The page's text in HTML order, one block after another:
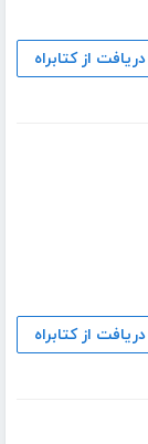
دریافت از کتابراه
دریافت از کتابراه